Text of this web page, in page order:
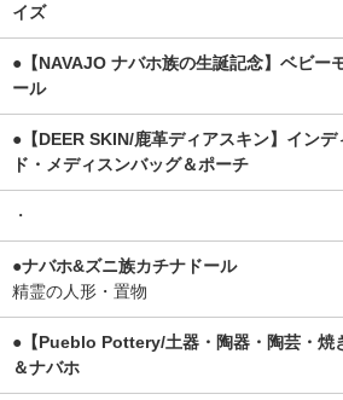
イズ
●【NAVAJO ナバホ族の生誕記念】ベビー
ール
●【DEER SKIN/鹿革ディアスキン】インデ
ド・メディスンバッグ＆ポーチ
・
●ナバホ&ズニ族カチナドール
精霊の人形・置物
●【Pueblo Pottery/土器・陶器・陶芸・焼
＆ナバホ